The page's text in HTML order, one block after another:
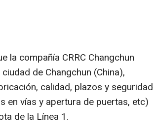
la compañía CRRC Changchun
de Changchun (China),
calidad, plazos y seguridad
en vías y apertura de puertas, etc)
de la Línea 1.